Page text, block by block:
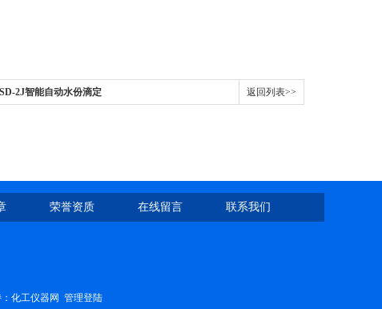
2J智能自动水份滴定 返回列表>>
荣誉资质 在线留言 联系我们
化工仪器网 管理登陆